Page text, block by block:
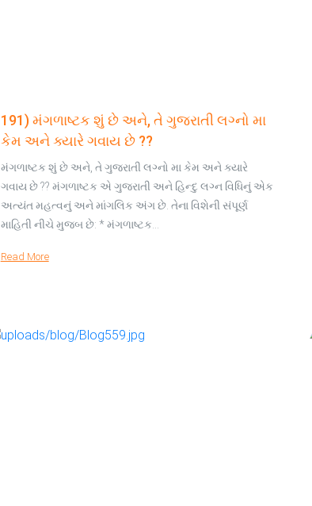
191) મંગળાષ્ટક શું છે અને, તે ગુજરાતી લગ્નો મા
કેમ અને ક્યારે ગવાય છે ??
મંગળાષ્ટક શું છે અને, તે ગુજરાતી લગ્નો મા કેમ અને ક્યારે
ગવાય છે ?? મંગળાષ્ટક એ ગુજરાતી અને હિન્દુ લગ્ન વિધિનું એક
અત્યંત મહત્વનું અને માંગલિક અંગ છે. તેના વિશેની સંપૂર્ણ
માહિતી નીચે મુજબ છે: * મંગળાષ્ટક…
Read More